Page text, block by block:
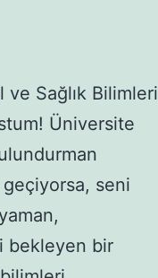
ve Sağlık Bilimleri
Üniversite
geçiyorsa, seni
bekleyen bir